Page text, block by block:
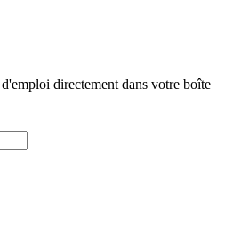
directement dans votre boîte